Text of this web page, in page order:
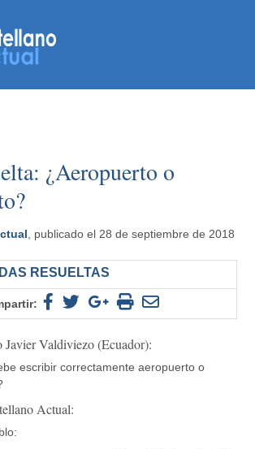
¿Aeropuerto o
, publicado el 28 de septiembre de 2018
RESUELTAS
Javier Valdiviezo (Ecuador):
escribir correctamente aeropuerto o
Actual: